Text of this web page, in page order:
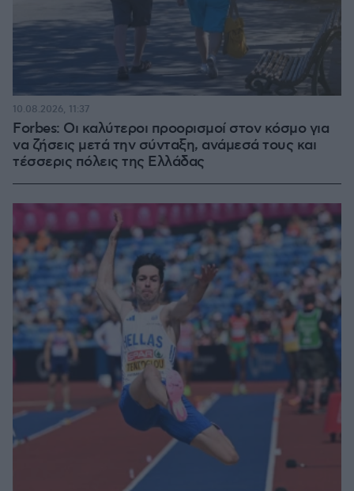
Forbes: Οι καλύτεροι προορισμοί στον κόσμο για
να ζήσεις μετά την σύνταξη, ανάμεσά τους και
τέσσερις πόλεις της Ελλάδας
10.08.2026, 11:37